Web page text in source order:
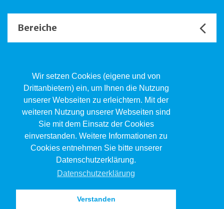
Wir setzen Cookies (eigene und von
Drittanbietern) ein, um Ihnen die Nutzung
unserer Webseiten zu erleichtern. Mit der
weiteren Nutzung unserer Webseiten sind
Sie mit dem Einsatz der Cookies
einverstanden. Weitere Informationen zu
Cookies entnehmen Sie bitte unserer
Datenschutzerklärung.
Datenschutzerklärung
Verstanden
Bereiche
Kind.Jugend.Familie KJF
Poststrasse 2, Postfach, 4410 Liestal
061 551 17 77
kjf@jsw.swiss